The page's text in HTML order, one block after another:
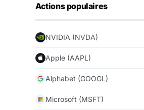
Actions populaires
NVIDIA (NVDA)
Apple (AAPL)
Alphabet (GOOGL)
Microsoft (MSFT)